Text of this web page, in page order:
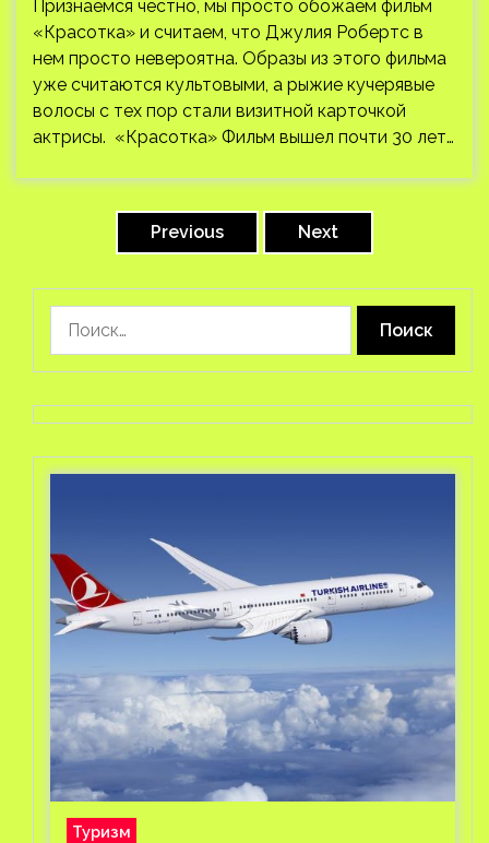
Признаемся честно, мы просто обожаем фильм
«Красотка» и считаем, что Джулия Робертс в
нем просто невероятна. Образы из этого фильма
уже считаются культовыми, а рыжие кучерявые
волосы с тех пор стали визитной карточкой
актрисы. «Красотка» Фильм вышел почти 30 лет…
Пагинация
Previous Next
Туризм